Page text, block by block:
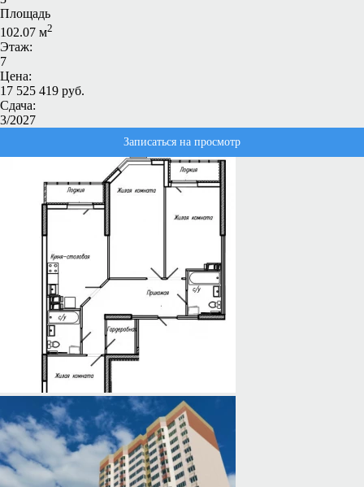
Площадь
102.07 м2
Этаж:
7
Цена:
17 525 419 руб.
Сдача:
3/2027
Записаться на просмотр